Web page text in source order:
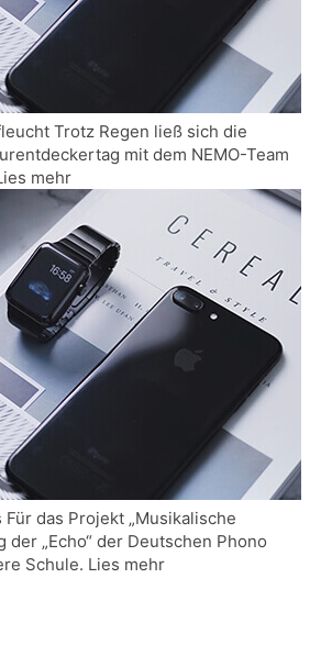
Trotz Regen ließ sich die
mit dem NEMO-Team
mehr
das Projekt „Musikalische
der „Echo“ der Deutschen Phono
Schule. Lies mehr